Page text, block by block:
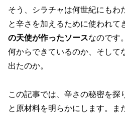
そう、シラチャは何世紀にもわ
と辛さを加えるために使われて
の天使が作ったソースなのです
何からできているのか、そして
出たのか。
この記事では、辛さの秘密を探
と原材料を明らかにします。ま